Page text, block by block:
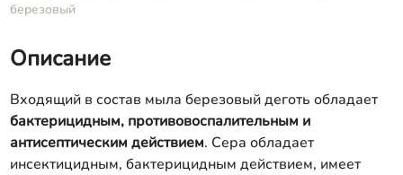
березовый
Описание
Входящий в состав мыла березовый деготь обладает
бактерицидным, противовоспалительным и
антисептическим действием. Сера обладает
инсектицидным, бактерицидным действием, имеет